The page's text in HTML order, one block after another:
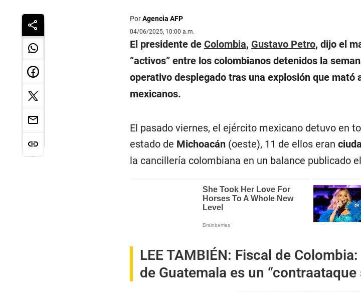
PorAgencia AFP
04/06/2025, 10:00 a.m.
El presidente de Colombia, Gustavo Petro, dijo el
“activos” entre los colombianos detenidos la
operativo desplegado tras una explosión que mató
mexicanos.
El pasado viernes, el ejército mexicano detuvo en
estado de Michoacán (oeste), 11 de ellos eran
la cancillería colombiana en un balance publicado
LEE TAMBIÉN: Fiscal de
de Guatemala es un